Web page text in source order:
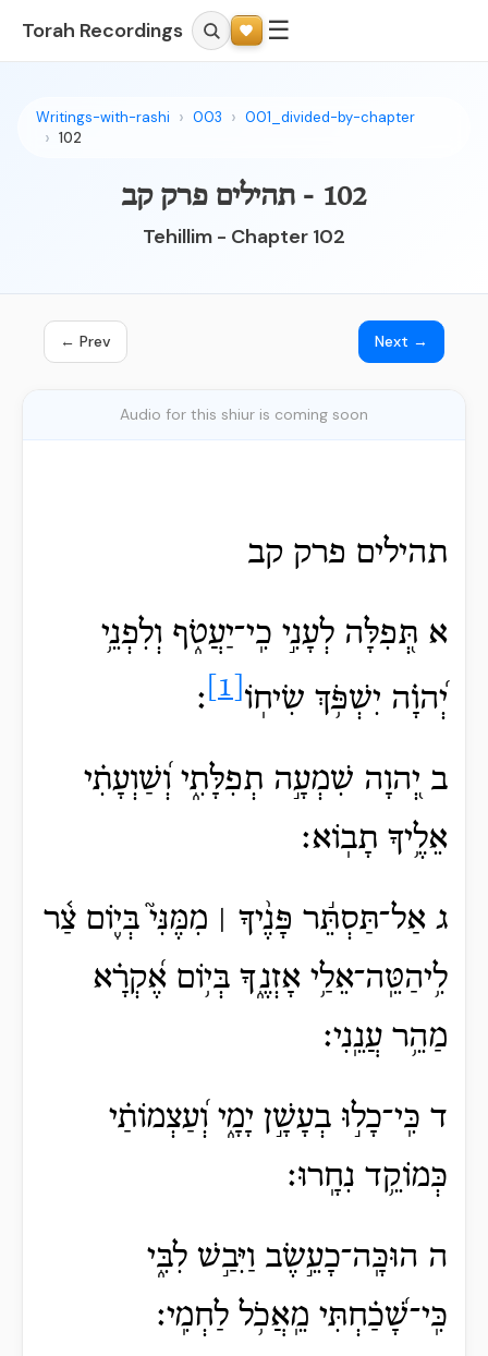
Torah Recordings ☰
Writings-with-rashi 003
001_divided-by-chapter
102
102 - תהילים פרק קב
Tehillim - Chapter 102
← Prev Next →
Audio for this shiur is coming soon
תהילים פרק קב
א תְּ֭פִלָּה לְעָנִ֣י כִֽי־יַעֲטֹ֑ף וְלִפְנֵ֥י
יְ֝הוָ֗ה יִשְׁפֹּ֥ךְ שִׂיחֽוֹ ׃
ב יְ֭הוָה שִׁמְעָ֣ה תְפִלָּתִ֑י וְ֝שַׁוְעָתִ֗י
אֵלֶ֥יךָ תָבֽוֹא׃
ג אַל־תַּסְתֵּ֬ר פָּנֶ֨יךָ ׀ מִמֶּנִּי֮ בְּי֪וֹם צַ֫ר
לִ֥יהַטֵּֽה־אֵלַ֥י אָזְנֶ֑ךָ בְּי֥וֹם אֶ֝קְרָ֗א
מַהֵ֥ר עֲנֵֽנִי׃
ד כִּֽי־כָל֣וּ בְעָשָׁ֣ן יָמָ֑י וְ֝עַצְמוֹתַ֗י
כְּמוֹקֵ֥ד נִחָֽרוּ׃
ה הוּכָּֽה־כָעֵ֣שֶׂב וַיִּבַ֣שׁ לִבִּ֑י
כִּֽי־שָׁ֝כַ֗חְתִּי מֵֽאֲכֹ֥ל לַחְמִֽי׃